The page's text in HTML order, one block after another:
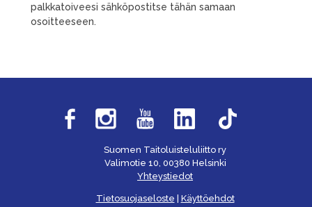
palkkatoiveesi sähköpostitse tähän samaan
osoitteeseen.
Suomen Taitoluisteluliitto ry
Valimotie 10, 00380 Helsinki
Yhteystiedot
Tietosuojaseloste Käyttöehdot